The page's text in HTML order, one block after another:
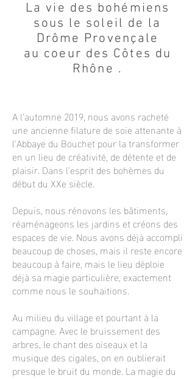
La vie des bohémiens
sous le soleil de la
Drôme Provençale
au coeur des Côtes du
Rhône .
A l'automne 2019, nous avons racheté
une ancienne filature de soie attenante à
l'Abbaye du Bouchet pour la transformer
en un lieu de créativité, de détente et de
plaisir. Dans l'esprit des bohèmes du
début du XXe siècle.
Depuis, nous rénovons les bâtiments,
réaménageons les jardins et créons des
espaces de vie. Nous avons déjà accompli
beaucoup de choses, mais il reste encore
beaucoup à faire, mais le lieu déploie
déjà sa magie particulière, exactement
comme nous le souhaitions.
Au milieu du village et pourtant à la
campagne. Avec le bruissement des
arbres, le chant des oiseaux et la
musique des cigales, on en oublierait
presque le bruit du monde. La magie du